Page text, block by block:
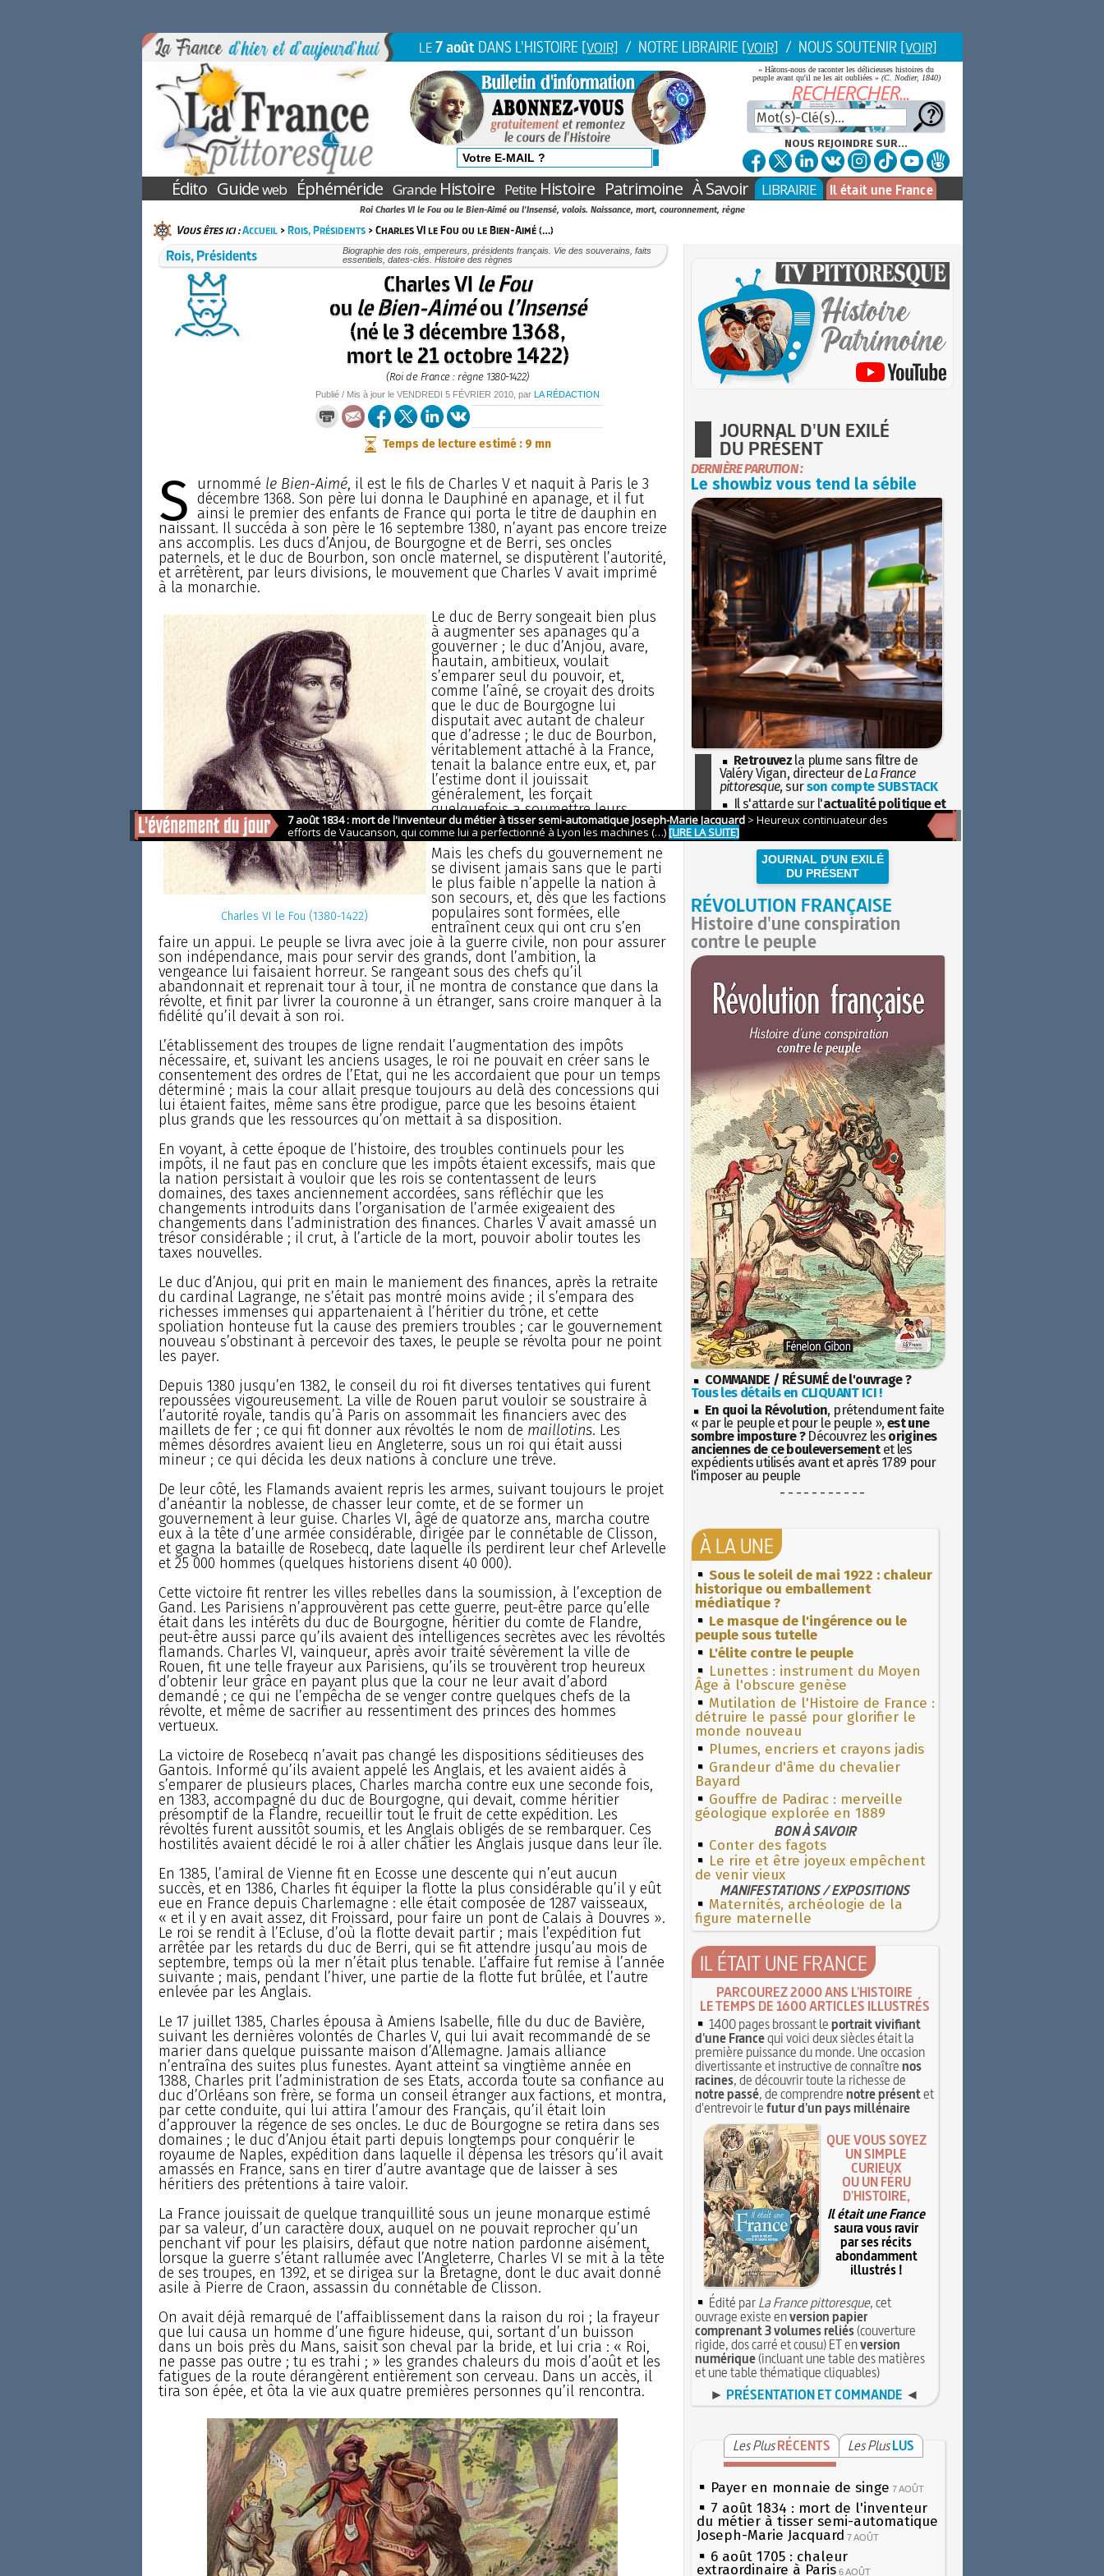
LE7 août DANS L'HISTOIRE [VOIR] / NOTRE LIBRAIRIE [VOIR] / NOUS SOUTENIR [VOIR]
« Hâtons-nous de raconter les délicieuses histoires du
peuple avant qu'il ne les ait oubliées » (C. Nodier, 1840)
NOUS REJOINDRE SUR...
Édito Guideweb Éphéméride GrandeHistoire PetiteHistoire Patrimoine À Savoir LIBRAIRIE Il était une France
Roi Charles VI le Fou ou le Bien-Aimé ou l'Insensé, valois. Naissance, mort, couronnement, règne
Vous êtes ici :Accueil>Rois, Présidents> Charles VI le Fou ou le Bien-Aimé (…)
Rois, Présidents
Biographie des rois, empereurs, présidents français. Vie des souverains, faits
essentiels, dates-clés. Histoire des règnes
Charles VI le Fou
ou le Bien-Aiméou l’Insensé
(né le 3 décembre 1368,
mort le 21 octobre 1422)
(Roi de France : règne 1380-1422)
Publié / Mis à jour le VENDREDI 5 FÉVRIER 2010 , par LA RÉDACTION
Temps de lecture estimé : 9 mn
S urnommé le Bien-Aimé, il est le fils de Charles V et naquit à Paris le 3
décembre 1368. Son père lui donna le Dauphiné en apanage, et il fut
ainsi le premier des enfants de France qui porta le titre de dauphin en
naissant. Il succéda à son père le 16 septembre 1380, n’ayant pas encore treize
ans accomplis. Les ducs d’Anjou, de Bourgogne et de Berri, ses oncles
paternels, et le duc de Bourbon, son oncle maternel, se disputèrent l’autorité,
et arrêtèrent, par leurs divisions, le mouvement que Charles V avait imprimé
à la monarchie.
Charles VI le Fou (1380-1422)
Le duc de Berry songeait bien plus
à augmenter ses apanages qu’a
gouverner ; le duc d’Anjou, avare,
hautain, ambitieux, voulait
s’emparer seul du pouvoir, et,
comme l’aîné, se croyait des droits
que le duc de Bourgogne lui
disputait avec autant de chaleur
que d’adresse ; le duc de Bourbon,
véritablement attaché à la France,
tenait la balance entre eux, et, par
l’estime dont il jouissait
généralement, les forçait
quelquefois a soumettre leurs
prétentions à des arbitres.
Mais les chefs du gouvernement ne
se divisent jamais sans que le parti
le plus faible n’appelle la nation à
son secours, et, dès que les factions
populaires sont formées, elle
entraînent ceux qui ont cru s’en
faire un appui. Le peuple se livra avec joie à la guerre civile, non pour assurer
son indépendance, mais pour servir des grands, dont l’ambition, la
vengeance lui faisaient horreur. Se rangeant sous des chefs qu’il
abandonnait et reprenait tour à tour, il ne montra de constance que dans la
révolte, et finit par livrer la couronne à un étranger, sans croire manquer à la
fidélité qu’il devait à son roi.
L’établissement des troupes de ligne rendait l’augmentation des impôts
nécessaire, et, suivant les anciens usages, le roi ne pouvait en créer sans le
consentement des ordres de l’Etat, qui ne les accordaient que pour un temps
déterminé ; mais la cour allait presque toujours au delà des concessions qui
lui étaient faites, même sans être prodigue, parce que les besoins étaient
plus grands que les ressources qu’on mettait à sa disposition.
En voyant, à cette époque de l’histoire, des troubles continuels pour les
impôts, il ne faut pas en conclure que les impôts étaient excessifs, mais que
la nation persistait à vouloir que les rois se contentassent de leurs
domaines, des taxes anciennement accordées, sans réfléchir que les
changements introduits dans l’organisation de l’armée exigeaient des
changements dans l’administration des finances. Charles V avait amassé un
trésor considérable ; il crut, à l’article de la mort, pouvoir abolir toutes les
taxes nouvelles.
Le duc d’Anjou, qui prit en main le maniement des finances, après la retraite
du cardinal Lagrange, ne s’était pas montré moins avide ; il s’empara des
richesses immenses qui appartenaient à l’héritier du trône, et cette
spoliation honteuse fut la cause des premiers troubles ; car le gouvernement
nouveau s’obstinant à percevoir des taxes, le peuple se révolta pour ne point
les payer.
Depuis 1380 jusqu’en 1382, le conseil du roi fit diverses tentatives qui furent
repoussées vigoureusement. La ville de Rouen parut vouloir se soustraire à
l’autorité royale, tandis qu’à Paris on assommait les financiers avec des
maillets de fer ; ce qui fit donner aux révoltés le nom de maillotins. Les
mêmes désordres avaient lieu en Angleterre, sous un roi qui était aussi
mineur ; ce qui décida les deux nations à conclure une trêve.
De leur côté, les Flamands avaient repris les armes, suivant toujours le projet
d’anéantir la noblesse, de chasser leur comte, et de se former un
gouvernement à leur guise. Charles VI, âgé de quatorze ans, marcha coutre
eux à la tête d’une armée considérable, dirigée par le connétable de Clisson,
et gagna la bataille de Rosebecq, date laquelle ils perdirent leur chef Arlevelle
et 25 000 hommes (quelques historiens disent 40 000).
Cette victoire fit rentrer les villes rebelles dans la soumission, à l’exception de
Gand. Les Parisiens n’approuvèrent pas cette guerre, peut-être parce qu’elle
était dans les intérêts du duc de Bourgogne, héritier du comte de Flandre,
peut-être aussi parce qu’ils avaient des intelligences secrètes avec les révoltés
flamands. Charles VI, vainqueur, après avoir traité sévèrement la ville de
Rouen, fit une telle frayeur aux Parisiens, qu’ils se trouvèrent trop heureux
d’obtenir leur grâce en payant plus que la cour ne leur avait d’abord
demandé ; ce qui ne l’empêcha de se venger contre quelques chefs de la
révolte, et même de sacrifier au ressentiment des princes des hommes
vertueux.
La victoire de Rosebecq n’avait pas changé les dispositions séditieuses des
Gantois. Informé qu’ils avaient appelé les Anglais, et les avaient aidés à
s’emparer de plusieurs places, Charles marcha contre eux une seconde fois,
en 1383, accompagné du duc de Bourgogne, qui devait, comme héritier
présomptif de la Flandre, recueillir tout le fruit de cette expédition. Les
révoltés furent aussitôt soumis, et les Anglais obligés de se rembarquer. Ces
hostilités avaient décidé le roi à aller châtier les Anglais jusque dans leur île.
En 1385, l’amiral de Vienne fit en Ecosse une descente qui n’eut aucun
succès, et en 1386, Charles fit équiper la flotte la plus considérable qu’il y eût
eue en France depuis Charlemagne : elle était composée de 1287 vaisseaux,
« et il y en avait assez, dit Froissard, pour faire un pont de Calais à Douvres ».
Le roi se rendit à l’Ecluse, d’où la flotte devait partir ; mais l’expédition fut
arrêtée par les retards du duc de Berri, qui se fit attendre jusqu’au mois de
septembre, temps où la mer n’était plus tenable. L’affaire fut remise à l’année
suivante ; mais, pendant l’hiver, une partie de la flotte fut brûlée, et l’autre
enlevée par les Anglais.
Le 17 juillet 1385, Charles épousa à Amiens Isabelle, fille du duc de Bavière,
suivant les dernières volontés de Charles V, qui lui avait recommandé de se
marier dans quelque puissante maison d’Allemagne. Jamais alliance
n’entraîna des suites plus funestes. Ayant atteint sa vingtième année en
1388, Charles prit l’administration de ses Etats, accorda toute sa confiance au
duc d’Orléans son frère, se forma un conseil étranger aux factions, et montra,
par cette conduite, qui lui attira l’amour des Français, qu’il était loin
d’approuver la régence de ses oncles. Le duc de Bourgogne se retira dans ses
domaines ; le duc d’Anjou était parti depuis longtemps pour conquérir le
royaume de Naples, expédition dans laquelle il dépensa les trésors qu’il avait
amassés en France, sans en tirer d’autre avantage que de laisser à ses
héritiers des prétentions à taire valoir.
La France jouissait de quelque tranquillité sous un jeune monarque estimé
par sa valeur, d’un caractère doux, auquel on ne pouvait reprocher qu’un
penchant vif pour les plaisirs, défaut que notre nation pardonne aisément,
lorsque la guerre s’étant rallumée avec l’Angleterre, Charles VI se mit à la tête
de ses troupes, en 1392, et se dirigea sur la Bretagne, dont le duc avait donné
asile à Pierre de Craon, assassin du connétable de Clisson.
On avait déjà remarqué de l’affaiblissement dans la raison du roi ; la frayeur
que lui causa un homme d’une figure hideuse, qui, sortant d’un buisson
dans un bois près du Mans, saisit son cheval par la bride, et lui cria : « Roi,
ne passe pas outre ; tu es trahi ; » les grandes chaleurs du mois d’août et les
fatigues de la route dérangèrent entièrement son cerveau. Dans un accès, il
tira son épée, et ôta la vie aux quatre premières personnes qu’il rencontra.
JOURNAL D'UN EXILÉ
DU PRÉSENT
DERNIÈRE PARUTION :
Le showbiz vous tend la sébile
Retrouvez la plume sans filtre de
Valéry Vigan, directeur de La France
pittoresque, surson compte SUBSTACK
Il s'attarde sur l'actualité politique et
sociétaleavec la hauteur de vue de
l'Histoire
JOURNAL D'UN EXILÉ
DU PRÉSENT
RÉVOLUTION FRANÇAISE
Histoire d'une conspiration
contre le peuple
COMMANDE / RÉSUMÉ de l'ouvrage ?
Tous les détails en CLIQUANT ICI !
En quoi la Révolution, prétendument faite
« par le peuple et pour le peuple », est une
sombre imposture ?Découvrez les origines
anciennes de ce bouleversementet les
expédients utilisés avant et après 1789 pour
l'imposer au peuple
- - - - - - - - - - -
À LA UNE
Sous le soleil de mai 1922 : chaleur
historique ou emballement
médiatique ?
Le masque de l'ingérence ou le
peuple sous tutelle
L'élite contre le peuple
Lunettes : instrument du Moyen
Âge à l'obscure genèse
Mutilation de l'Histoire de France :
détruire le passé pour glorifier le
monde nouveau
Plumes, encriers et crayons jadis
Grandeur d'âme du chevalier
Bayard
Gouffre de Padirac : merveille
géologique explorée en 1889
BON À SAVOIR
Conter des fagots
Le rire et être joyeux empêchent
de venir vieux
MANIFESTATIONS / EXPOSITIONS
Maternités, archéologie de la
figure maternelle
IL ÉTAIT UNE FRANCE
PARCOUREZ 2000 ANS L'HISTOIRE
LE TEMPS DE 1600 ARTICLES ILLUSTRÉS
1400 pages brossant leportrait vivifiant
d'une Francequi voici deux siècles était la
première puissance du monde. Une occasion
divertissante et instructive de connaîtrenos
racines, de découvrir toute la richesse de
notre passé, de comprendrenotre présentet
d'entrevoir lefutur d'un pays millénaire
QUE VOUS SOYEZ
UN SIMPLE
CURIEUX
OU UN FÉRU
D'HISTOIRE,
Il était une France
saura vous ravir
par ses récits
abondamment
illustrés !
Édité parLa France pittoresque, cet
ouvrage existe enversion papier
comprenant 3 volumes reliés(couverture
rigide, dos carré et cousu) ET enversion
numérique(incluant une table des matières
et une table thématique cliquables)
► PRÉSENTATION ET COMMANDE ◄
Les Plus RÉCENTS Les Plus LUS
Payer en monnaie de singe 7 AOÛT
7 août 1834 : mort de l'inventeur
du métier à tisser semi-automatique
Joseph-Marie Jacquard 7 AOÛT
6 août 1705 : chaleur
extraordinaire à Paris 6 AOÛT